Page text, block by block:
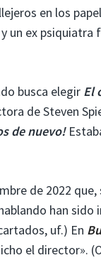
en los
un ex
busca elegir El
de Steven
de nuevo!
de 2022 que,
han
uf.) En
el director».